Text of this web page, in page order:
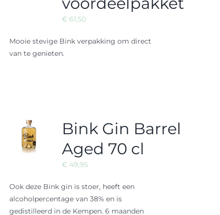
€61,50
Mooie stevige Bink verpakking om direct
van te genieten.
Bink Gin Barrel
Aged 70 cl
€49,95
Ook deze Bink gin is stoer, heeft een
alcoholpercentage van 38% en is
gedistilleerd in de Kempen. 6 maanden